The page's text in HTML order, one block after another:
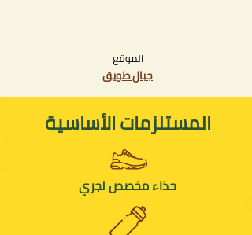
الموقع
جبال طويق
المستلزمات الأساسية
حذاء مخصص لجري